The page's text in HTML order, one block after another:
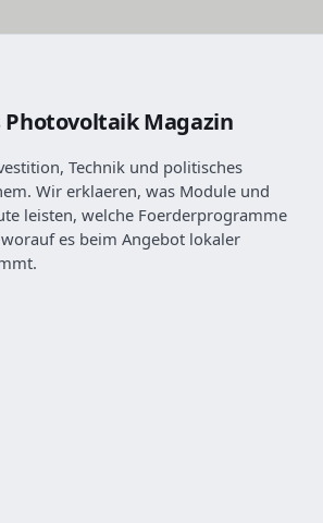
Photovoltaik Magazin
Technik und politisches
Wir erklaeren, was Module und
leisten, welche Foerderprogramme
es beim Angebot lokaler